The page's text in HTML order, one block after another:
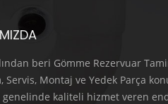
beri Gömme Rezervuar
Servis, Montaj ve Yedek Parça
genelinde kaliteli hizmet veren